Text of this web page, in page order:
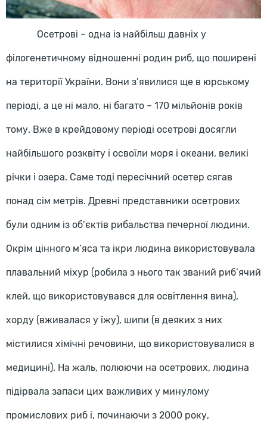
Осетрові – одна із найбільш давніх у
філогенетичному відношенні родин риб, що поширені
на території України. Вони з’явилися ще в юрському
періоді, а це ні мало, ні багато – 170 мільйонів років
тому. Вже в крейдовому періоді осетрові досягли
найбільшого розквіту і освоїли моря і океани, великі
річки і озера. Саме тоді пересічний осетер сягав
понад сім метрів. Древні представники осетрових
були одним із об’єктів рибальства печерної людини.
Окрім цінного м’яса та ікри людина використовувала
плавальний міхур (робила з нього так званий риб’ячий
клей, що використовувався для освітлення вина),
хорду (вживалася у їжу), шипи (в деяких з них
містилися хімічні речовини, що використовувалися в
медицині). На жаль, полюючи на осетрових, людина
підірвала запаси цих важливих у минулому
промислових риб і, починаючи з 2000 року,